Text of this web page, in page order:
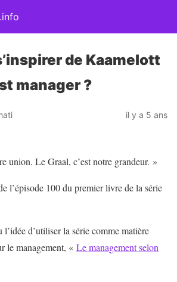
de Kaamelott
manager ?
il y a 5 ans
union. Le Graal, c’est notre grandeur. »
l’épisode 100 du premier livre de la série
d’utiliser la série comme matière
le management, « Le management selon